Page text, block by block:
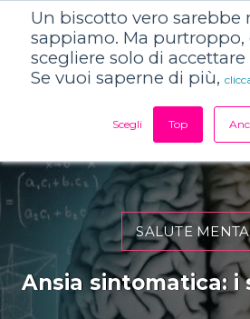
Un biscotto vero sarebbe
sappiamo. Ma
scegliere solo di
Se vuoi saperne di più,
Scegli Top
SALUTE
Ansia sintomatica: i